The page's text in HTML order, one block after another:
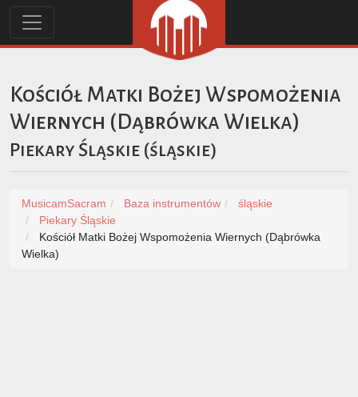
Kościół Matki Bożej Wspomożenia
Wiernych (Dąbrówka Wielka)
Piekary Śląskie (śląskie)
MusicamSacram Baza instrumentów
śląskie
Piekary Śląskie
Kościół Matki Bożej Wspomożenia Wiernych (Dąbrówka
Wielka)